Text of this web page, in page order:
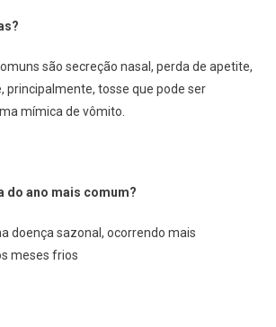
são secreção nasal, perda de apetite,
principalmente, tosse que pode ser
mímica de vômito.
do ano mais comum?
doença sazonal, ocorrendo mais
meses frios